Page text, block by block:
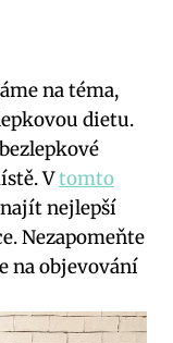
na​ téma,
dietu.
V⁤tomto
najít nejlepší‌
Nezapomeňte
na objevování